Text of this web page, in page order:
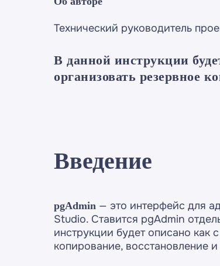
Технический руководитель
В данной инструкции
организовать резервное
Введение
pgAdmin — это интерфейс для
Studio. Ставится pgAdmin
инструкции будет описано
копирование, восстановление